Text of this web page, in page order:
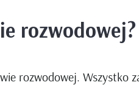
rozwodowej?
rozwodowej. Wszystko